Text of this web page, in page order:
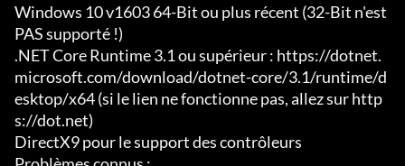
Windows 10 v1603 64-Bit ou plus récent (32-Bit n'est
PAS supporté !)
.NET Core Runtime 3.1 ou supérieur : https://dotnet.
microsoft.com/download/dotnet-core/3.1/runtime/d
esktop/x64 (si le lien ne fonctionne pas, allez sur http
s://dot.net)
DirectX9 pour le support des contrôleurs